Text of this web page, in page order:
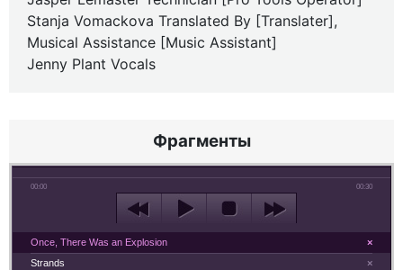
Stanja Vomackova Translated By [Translater],
Musical Assistance [Music Assistant]
Jenny Plant Vocals
Фрагменты
00:00 00:30
×
Once, There Was an Explosion
×
Strands